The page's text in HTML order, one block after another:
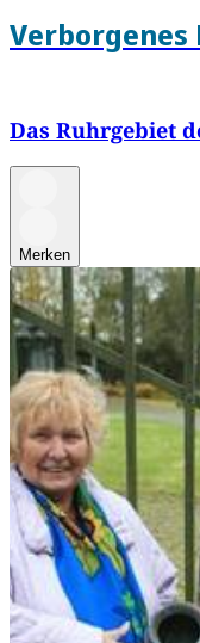
Verborgenes
Das Ruhrgebiet
Merken